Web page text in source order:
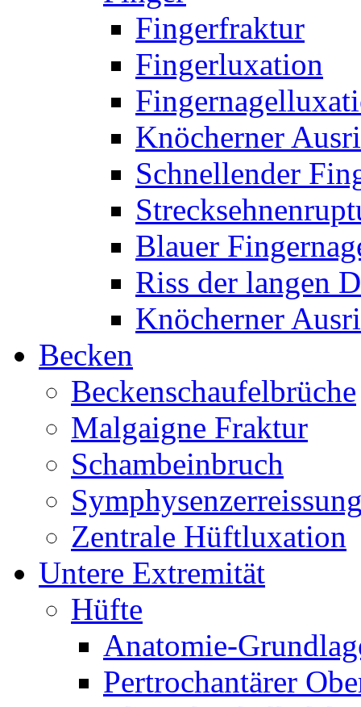
Fingerfraktur
Fingerluxation
Knöcherner
Schnellender
Blauer
Riss der langen
Knöcherner
Becken
Beckenschaufelbrüche
Malgaigne Fraktur
Schambeinbruch
Zentrale Hüftluxation
Untere Extremität
Hüfte
Anatomie-
Pertrochantärer